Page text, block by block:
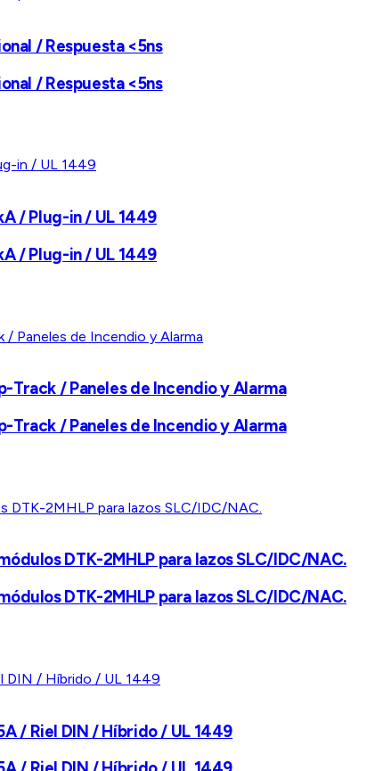
/ Respuesta <5ns
/ Respuesta <5ns
/ Plug-in / UL 1449
/ Plug-in / UL 1449
Track / Paneles de Incendio y Alarma
Track / Paneles de Incendio y Alarma
DTK-2MHLP para lazos SLC/IDC/NAC.
DTK-2MHLP para lazos SLC/IDC/NAC.
/ Riel DIN / Híbrido / UL 1449